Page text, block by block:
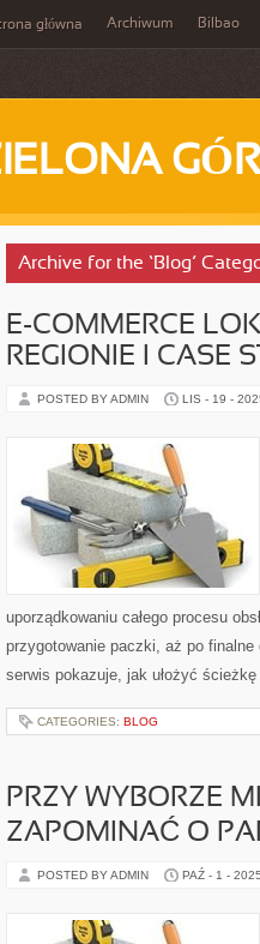
główna Archiwum Bilbao
Archive for the ‘Blog’
E-COMMERCE
REGIONIE I CASE
POSTED BY ADMIN LIS - 19 -
uporządkowaniu całego procesu
przygotowanie paczki, aż po
serwis pokazuje, jak ułożyć
CATEGORIES: BLOG
PRZY WYBORZE
ZAPOMINAĆ O
POSTED BY ADMIN PAŹ - 1 - 2025